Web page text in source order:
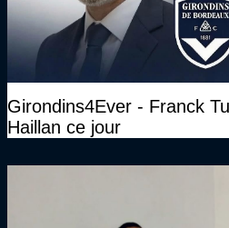
Girondins4Ever - Franck
Haillan ce jour